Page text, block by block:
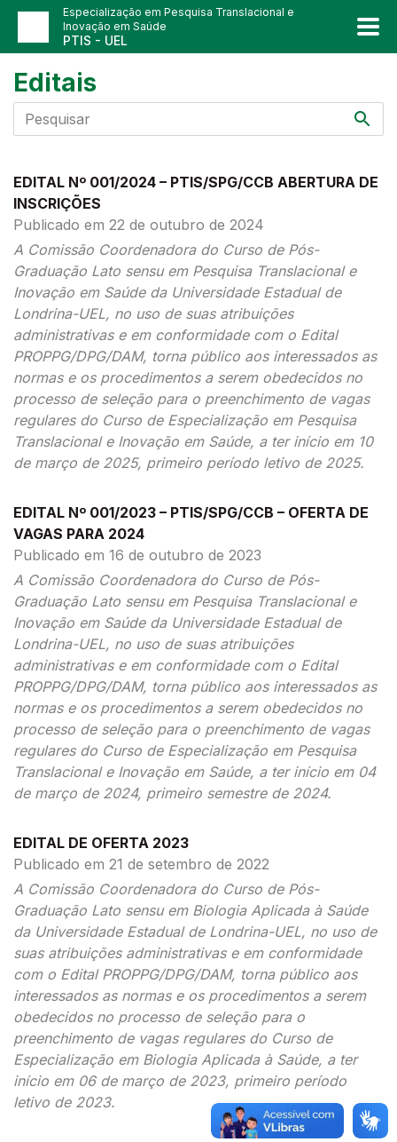
Especialização em Pesquisa Translacional e
Inovação em Saúde
PTIS - UEL
Editais
EDITAL Nº 001/2024 – PTIS/SPG/CCB ABERTURA DE
INSCRIÇÕES
Publicado em 22 de outubro de 2024
A Comissão Coordenadora do Curso de Pós-
Graduação Lato sensu em Pesquisa Translacional e
Inovação em Saúde da Universidade Estadual de
Londrina-UEL, no uso de suas atribuições
administrativas e em conformidade com o Edital
PROPPG/DPG/DAM, torna público aos interessados as
normas e os procedimentos a serem obedecidos no
processo de seleção para o preenchimento de vagas
regulares do Curso de Especialização em Pesquisa
Translacional e Inovação em Saúde, a ter início em 10
de março de 2025, primeiro período letivo de 2025.
EDITAL Nº 001/2023 – PTIS/SPG/CCB – OFERTA DE
VAGAS PARA 2024
Publicado em 16 de outubro de 2023
A Comissão Coordenadora do Curso de Pós-
Graduação Lato sensu em Pesquisa Translacional e
Inovação em Saúde da Universidade Estadual de
Londrina-UEL, no uso de suas atribuições
administrativas e em conformidade com o Edital
PROPPG/DPG/DAM, torna público aos interessados as
normas e os procedimentos a serem obedecidos no
processo de seleção para o preenchimento de vagas
regulares do Curso de Especialização em Pesquisa
Translacional e Inovação em Saúde, a ter início em 04
de março de 2024, primeiro semestre de 2024.
EDITAL DE OFERTA 2023
Publicado em 21 de setembro de 2022
A Comissão Coordenadora do Curso de Pós-
Graduação Lato sensu em Biologia Aplicada à Saúde
da Universidade Estadual de Londrina-UEL, no uso de
suas atribuições administrativas e em conformidade
com o Edital PROPPG/DPG/DAM, torna público aos
interessados as normas e os procedimentos a serem
obedecidos no processo de seleção para o
preenchimento de vagas regulares do Curso de
Especialização em Biologia Aplicada à Saúde, a ter
início em 06 de março de 2023, primeiro período
letivo de 2023.